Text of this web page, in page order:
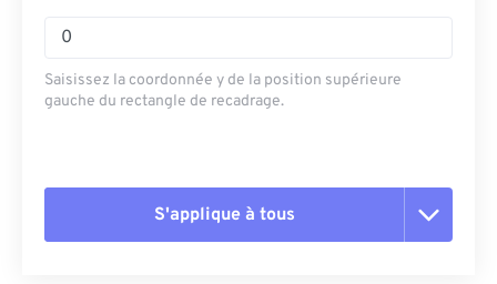
Saisissez la coordonnée y de la position supérieure
gauche du rectangle de recadrage.
S'applique à tous